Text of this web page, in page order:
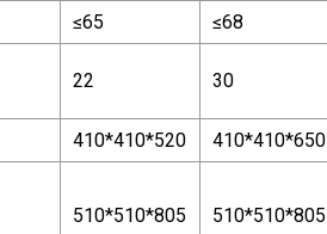
≤65 ≤68
22 30
410*410*520 410*410*650
510*510*805 510*510*805